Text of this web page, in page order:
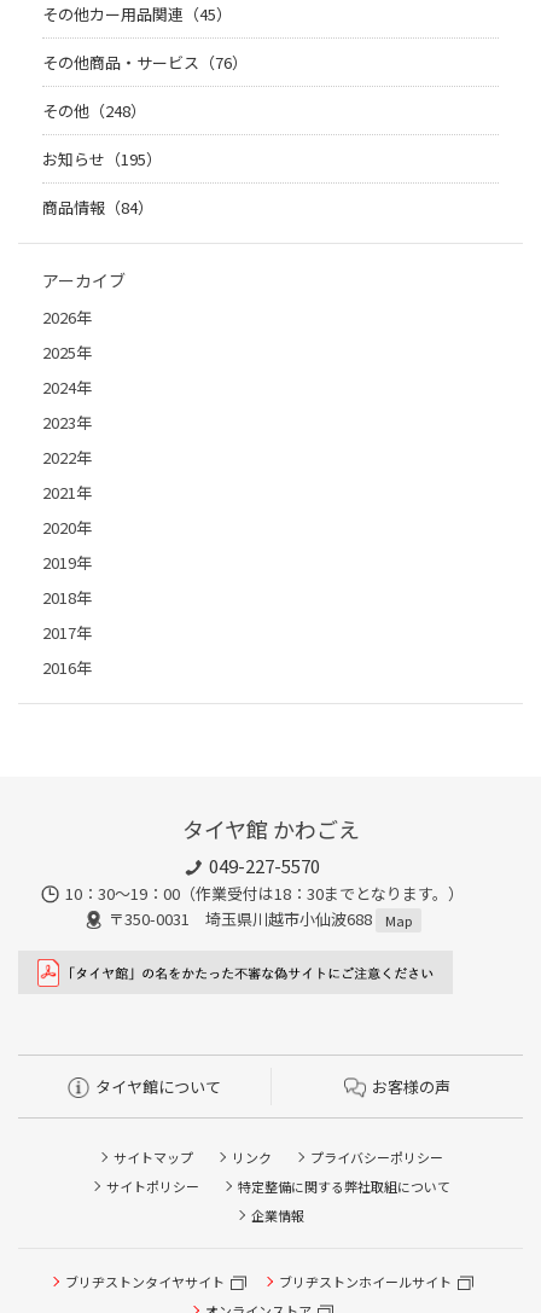
その他カー用品関連（45）
その他商品・サービス（76）
その他（248）
お知らせ（195）
商品情報（84）
アーカイブ
2026年
2025年
2024年
2023年
2022年
2021年
2020年
2019年
2018年
2017年
2016年
タイヤ館 かわごえ
049-227-5570
10：30～19：00（作業受付は18：30までとなります。）
〒350-0031 埼玉県川越市小仙波688
Map
タイヤ館について お客様の声
サイトマップ リンク
プライバシーポリシー
サイトポリシー
特定整備に関する弊社取組について
企業情報
ブリヂストンタイヤサイト
ブリヂストンホイールサイト
タイヤ点検・安全点検/タイヤ履き替え/オイル交換/その他
ピット作業の予約